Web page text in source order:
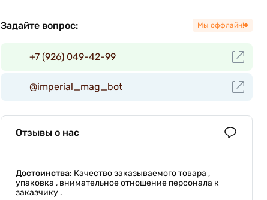
Задайте вопрос: Мы оффлайн!
+7 (926) 049-42-99
@imperial_mag_bot
Отзывы о нас
Достоинства: Качество заказываемого товара ,
упаковка , внимательное отношение персонала к
заказчику .